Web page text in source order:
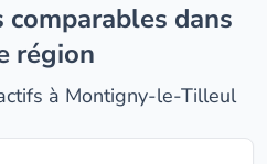
région
à Montigny-le-Tilleul